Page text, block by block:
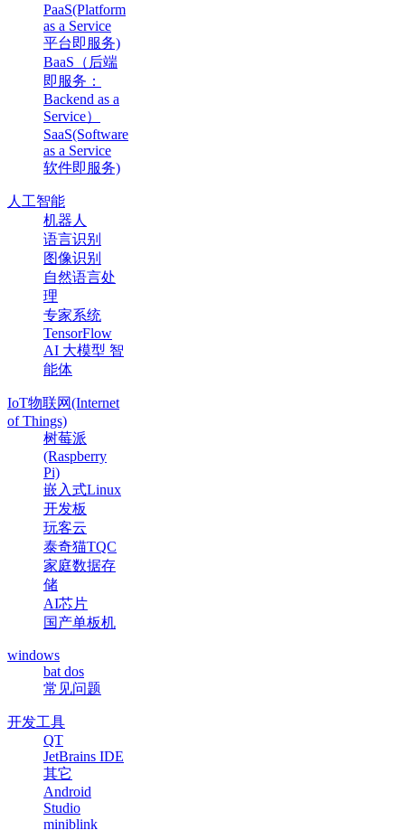
PaaS(Platform
as a Service
平台即服务)
BaaS（后端
即服务：
Backend as a
Service）
SaaS(Software
as a Service
软件即服务)
人工智能
机器人
语言识别
图像识别
自然语言处
理
专家系统
TensorFlow
AI 大模型 智
能体
IoT物联网(Internet
of Things)
树莓派
(Raspberry
Pi)
嵌入式Linux
开发板
玩客云
泰奇猫TQC
家庭数据存
储
AI芯片
国产单板机
windows
bat dos
常见问题
开发工具
QT
JetBrains IDE
其它
Android
Studio
miniblink